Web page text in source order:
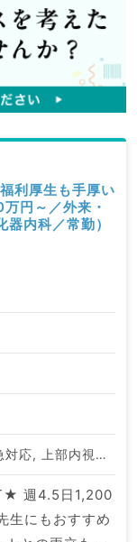
利厚生も手厚い
円～／外来・
内科／常勤）
一般外来, 病棟管理, 救急対応, 上部内視鏡検査（ＧＦ）, 下部内視鏡検査（ＣＦ）
週4.5日1,200
生にもおすすめ